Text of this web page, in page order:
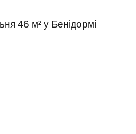
46 м² у Бенідормі